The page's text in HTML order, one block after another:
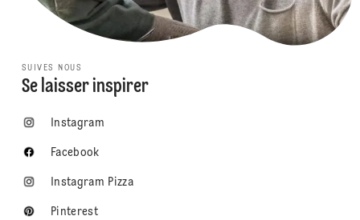
SUIVES NOUS
Se laisser inspirer
Instagram
Facebook
Instagram Pizza
Pinterest